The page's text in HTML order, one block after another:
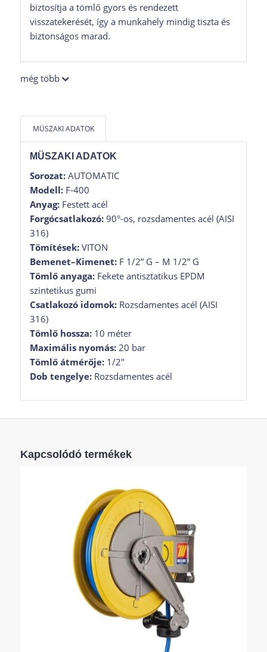
biztosítja a tömlő gyors és rendezett
visszatekerését, így a munkahely mindig tiszta és
biztonságos marad.
még több
MÜSZAKI ADATOK
MÜSZAKI ADATOK
Sorozat:AUTOMATIC
Modell:F-400
Anyag:Festett acél
Forgócsatlakozó:90°-os, rozsdamentes acél (AISI
316)
Tömítések:VITON
Bemenet–Kimenet:F 1/2” G – M 1/2” G
Tömlő anyaga:Fekete antisztatikus EPDM
szintetikus gumi
Csatlakozó idomok:Rozsdamentes acél (AISI
316)
Tömlő hossza:10 méter
Maximális nyomás:20 bar
Tömlő átmérője:1/2″
Dob tengelye:Rozsdamentes acél
Kapcsolódó termékek